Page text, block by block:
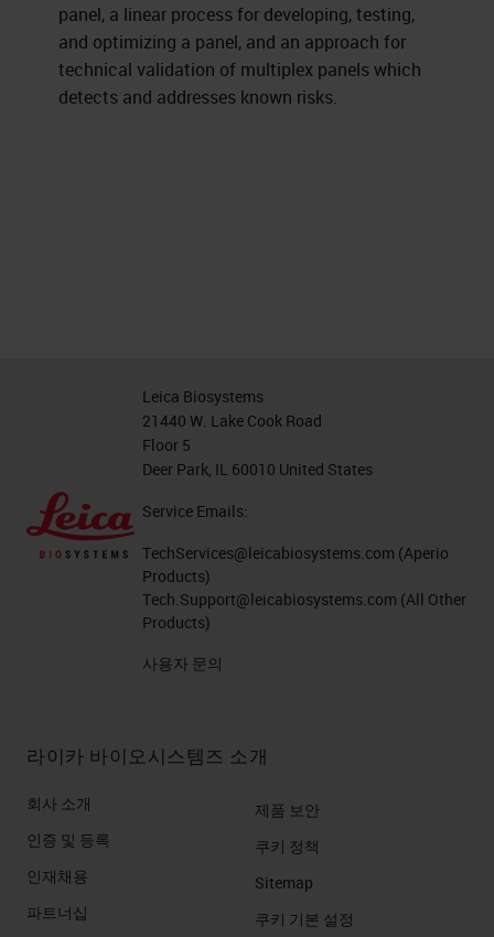
panel, a linear process for developing, testing,
and optimizing a panel, and an approach for
technical validation of multiplex panels which
detects and addresses known risks.
Leica Biosystems
21440 W. Lake Cook Road
Floor 5
Deer Park, IL 60010 United States
Service Emails:
TechServices@leicabiosystems.com (Aperio
Products)
Tech.Support@leicabiosystems.com (All Other
Products)
사용자 문의
라이카 바이오시스템즈 소개
회사 소개
인증 및 등록
인재채용
파트너십
제품 보안
쿠키 정책
Sitemap
쿠키 기본 설정